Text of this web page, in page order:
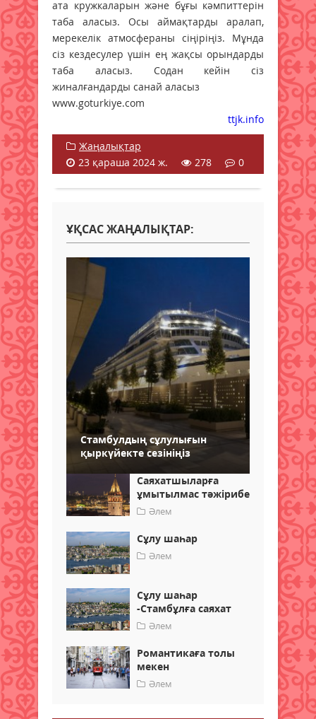
ата кружкаларын және бұғы кәмпиттерін
таба аласыз. Осы аймақтарды аралап,
мерекелік атмосфераны сіңіріңіз. Мұнда
сіз кездесулер үшін ең жақсы орындарды
таба аласыз. Содан кейін сіз
жиналғандарды санай аласыз
www.goturkiye.com
ttjk.info
Жаңалықтар
23 қараша 2024 ж.
278 0
ҰҚСАС ЖАҢАЛЫҚТАР:
Стамбулдың сұлулығын
қыркүйекте сезініңіз
Саяхатшыларға
ұмытылмас тәжірибе
Әлем
Сұлу шаһар
Әлем
Сұлу шаһар
-Стамбұлға саяхат
Әлем
Романтикаға толы
мекен
Әлем